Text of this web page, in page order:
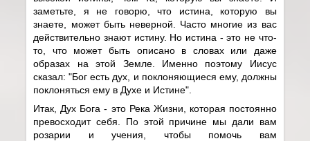
заметьте, я не говорю, что истина, которую вы
знаете, может быть неверной. Часто многие из вас
действительно знают истину. Но истина - это не что-
то, что может быть описано в словах или даже
образах на этой Земле. Именно поэтому Иисус
сказал: "Бог есть дух, и поклоняющиеся ему, должны
поклоняться ему в Духе и Истине".
Итак, Дух Бога - это Река Жизни, которая постоянно
превосходит себя. По этой причине мы дали вам
розарии и учения, чтобы помочь вам